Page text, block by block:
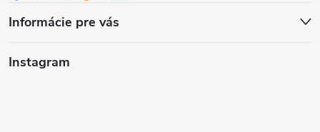
e
Informácie pre vás
Instagram